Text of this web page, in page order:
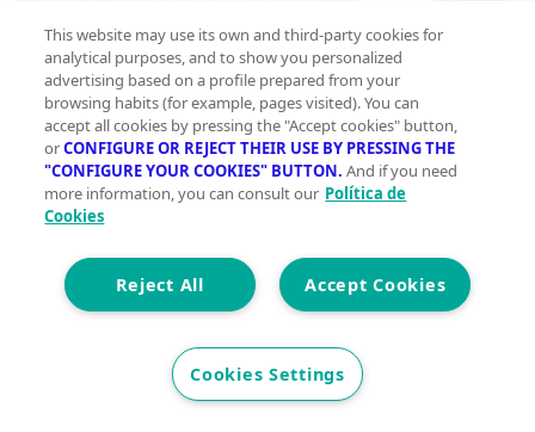
This website may use its own and third-party cookies for
analytical purposes, and to show you personalized
advertising based on a profile prepared from your
browsing habits (for example, pages visited). You can
accept all cookies by pressing the "Accept cookies" button,
orCONFIGURE OR REJECT THEIR USE BY PRESSING THE
"CONFIGURE YOUR COOKIES" BUTTON. And if you need
more information, you can consult our Política de
Cookies
Accept Cookies
Reject All
Cookies Settings